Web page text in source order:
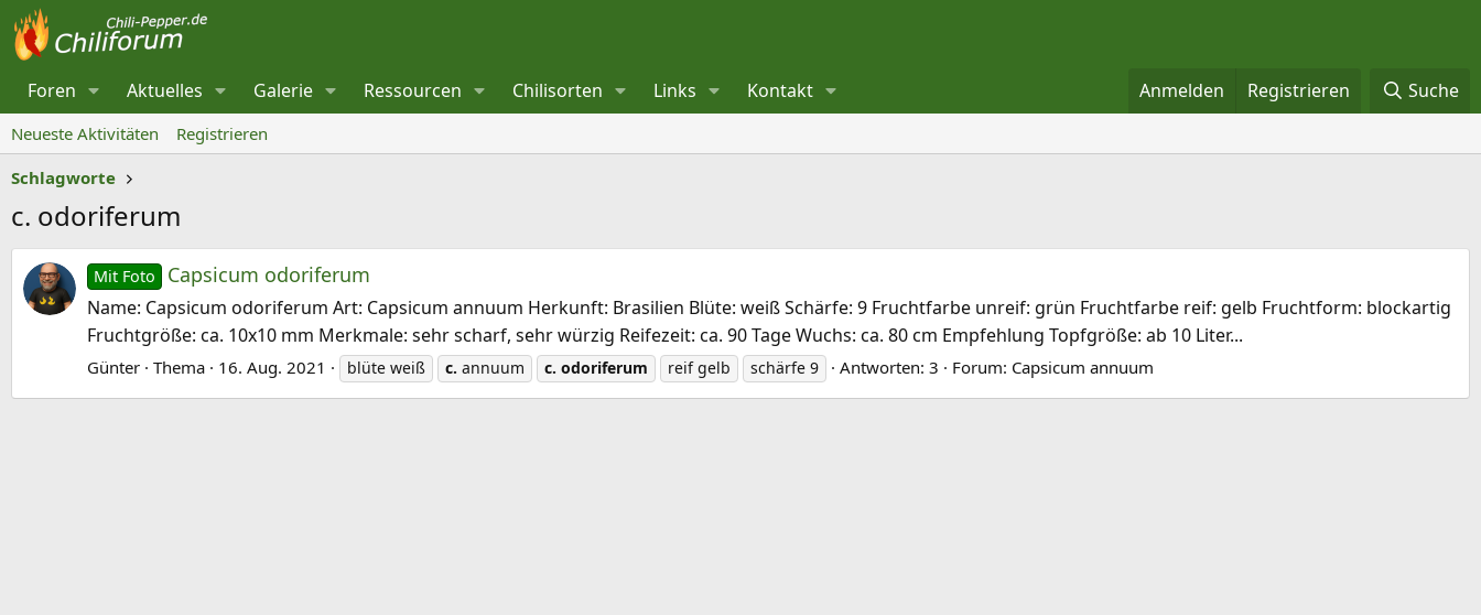
Foren Aktuelles Galerie Ressourcen Chilisorten Links Kontakt Anmelden Registrieren Suche
Neueste Aktivitäten
Registrieren
Schlagworte
c. odoriferum
Mit Foto Capsicum odoriferum
Name: Capsicum odoriferum Art: Capsicum annuum Herkunft: Brasilien Blüte: weiß Schärfe: 9 Fruchtfarbe unreif: grün Fruchtfarbe reif: gelb Fruchtform: blockartig
Fruchtgröße: ca. 10x10 mm Merkmale: sehr scharf, sehr würzig Reifezeit: ca. 90 Tage Wuchs: ca. 80 cm Empfehlung Topfgröße: ab 10 Liter...
Günter Thema 16. Aug. 2021 blüte weiß c. annuum c. odoriferum reif gelb schärfe 9 Antworten: 3 Forum: Capsicum annuum